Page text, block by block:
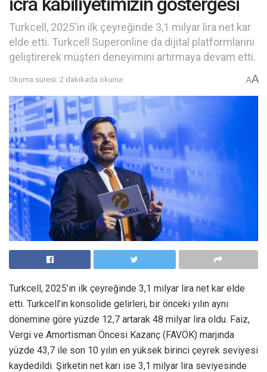
Turkcell, 2025'in ilk çeyreğinde 3,1 milyar lira net kar
elde etti. Turkcell Superonline da dijital platformlarını
geliştirerek müşteri deneyimini artırmaya devam etti.
Okuma süresi: 2 dakikada okunur AA
Turkcell, 2025’in ilk çeyreğinde 3,1 milyar lira net kar elde
etti. Turkcell’in konsolide gelirleri, bir önceki yılın aynı
dönemine göre yüzde 12,7 artarak 48 milyar lira oldu. Faiz,
Vergi ve Amortisman Öncesi Kazanç (FAVÖK) marjında
yüzde 43,7 ile son 10 yılın en yüksek birinci çeyrek seviyesi
kaydedildi. Şirketin net karı ise 3,1 milyar lira seviyesinde